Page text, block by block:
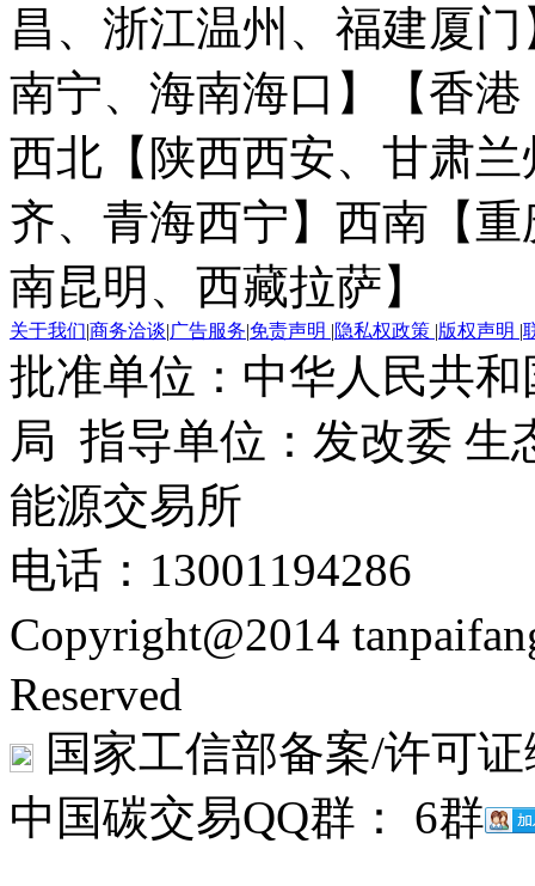
昌、浙江温州、福建厦门
南宁、海南海口】
【香
西北【陕西西安、甘肃
齐、青海西宁】 西南【
南昆明、西藏拉萨】
关于我们|商务洽谈|广告服务|免责声明 |隐私权政策 |版权声明 |
批准单位：中华人民共
局 指导单位：发改委 生
能源交易所
电话：13001194286
Copyright@2014
Reserved
国家工信部备案/许可
中国碳交易QQ群： 6群